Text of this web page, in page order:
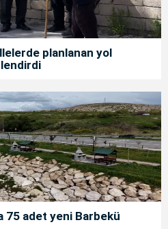
planlanan yol
75 adet yeni Barbekü